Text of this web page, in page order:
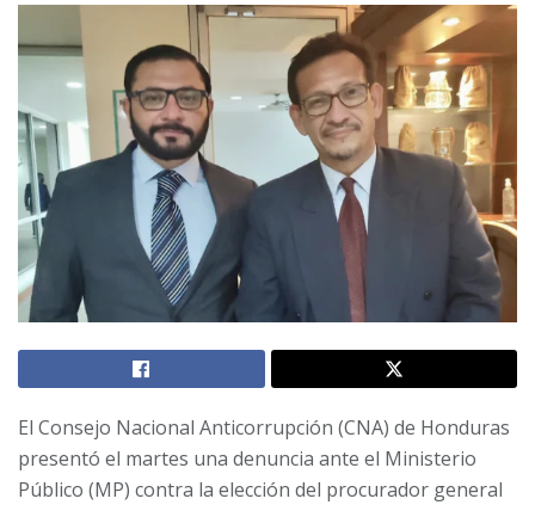
El Consejo Nacional Anticorrupción (CNA) de Honduras
presentó el martes una denuncia ante el Ministerio
Público (MP) contra la elección del procurador general